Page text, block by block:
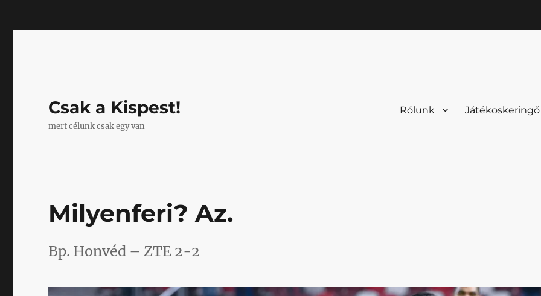
Csak a Kispest!
mert célunk csak egy van
Rólunk Játékoskeringő
Milyenferi? Az.
Bp. Honvéd – ZTE 2-2